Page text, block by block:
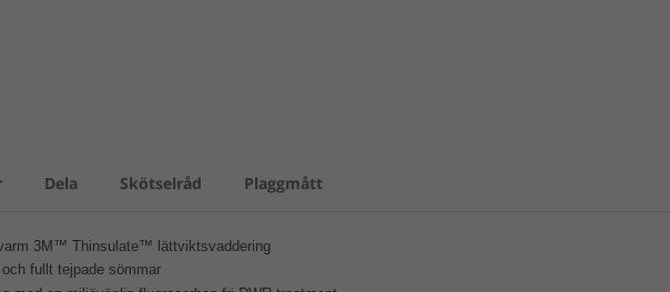
Dela Skötselråd Plaggmått
3M™ Thinsulate™ lättviktsvaddering
fullt tejpade sömmar